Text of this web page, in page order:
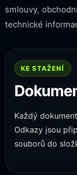
smlouvy,
technické
KE STAŽENÍ
Každý
Odkazy jsou
souborů do